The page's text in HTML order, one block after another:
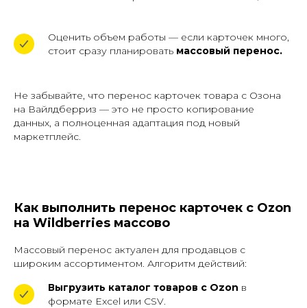
Оценить объем работы — если карточек много,
стоит сразу планировать массовый перенос.
Не забывайте, что перенос карточек товара с Озона
на Вайлдберриз — это не просто копирование
данных, а полноценная адаптация под новый
маркетплейс.
Как выполнить перенос карточек с Ozon
на Wildberries массово
Массовый перенос актуален для продавцов с
широким ассортиментом. Алгоритм действий:
Выгрузить каталог товаров с Ozon в
формате Excel или CSV.